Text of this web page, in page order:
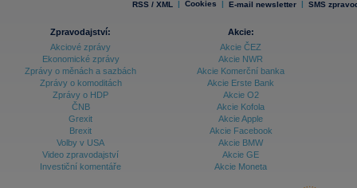
RSS / XML | Cookies | E-mail newsletter | SMS
Zpravodajství:
Akciové zprávy
Ekonomické zprávy
Zprávy o měnách a sazbách
Zprávy o komoditách
Zprávy o HDP
ČNB
Grexit
Brexit
Volby v USA
Video zpravodajství
Investiční komentáře
Akcie:
Akcie ČEZ
Akcie NWR
Akcie Komerční banka
Akcie Erste Bank
Akcie O2
Akcie Kofola
Akcie Apple
Akcie Facebook
Akcie BMW
Akcie GE
Akcie Moneta